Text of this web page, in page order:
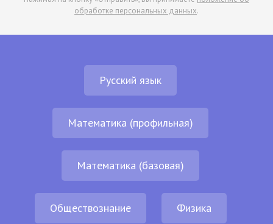
обработке персональных данных.
Русский язык
Математика (профильная)
Математика (базовая)
Обществознание Физика